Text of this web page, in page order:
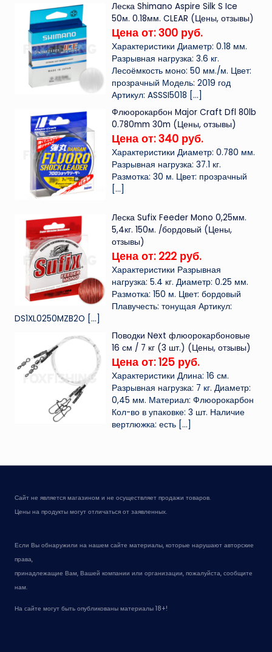
Леска Shimano Aspire Silk S Ice
50м. 0.18мм. CLEAR (Цены, отзывы)
Цена от: 300 руб.
Характеристики Диаметр: 0.18 мм.
Разрывная нагрузка: 3.6 кг.
Лесоёмкость моно: 50 мм./м. Цвет:
прозрачный Модель: 2019 год
Артикул: ASSSI5018 […]
Флюорокарбон Major Craft Dfl 80lb
0.780mm 30m (Цены, отзывы)
Цена от: 340 руб.
Характеристики Диаметр: 0.780 мм.
Разрывная нагрузка: 37.1 кг.
Размотка: 30 м. Цвет: прозрачный
[…]
Леска Sufix Feeder Mono 0,25мм.
5,4кг. 150м. /бордовый (Цены,
отзывы)
Цена от: 222 руб.
Характеристики Разрывная
нагрузка: 5.4 кг. Диаметр: 0.25 мм.
Размотка: 150 м. Цвет: бордовый
Плавучесть: тонущая Артикул:
DS1XL0250MZB2O […]
Поводки Next флюорокарбоновые
16 см / 7 кг (3 шт.) (Цены, отзывы)
Цена от: 125 руб.
Характеристики Длина: 16 см.
Разрывная нагрузка: 7 кг. Диаметр:
0,45 мм. Материал: Флюорокарбон
Кол-во в упаковке: 3 шт. Наличие
вертлюжка: есть […]
Сайт не является магазином и не осуществляет продажи товаров.
Цены на продукты могут отличаться от заявленных.
Если Вы обнаружили на нашем сайте материалы, которые нарушают авторские
права,
принадлежащие Вам, Вашей компании или организации, пожалуйста, сообщите
нам.
На сайте могут быть опубликованы материалы 18+!